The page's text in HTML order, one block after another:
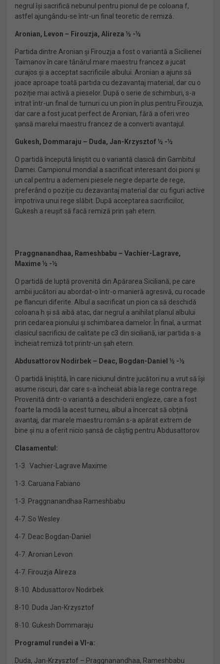
negrul își sacrifică nebunul pentru pionul de pe coloana f,
astfel ajungându-se într-un final teoretic de remiză.
Aronian, Levon – Firouzja, Alireza ½ -½
Partida dintre Aronian și Firouzja a fost o variantă a Sicilienei
Taimanov în care tânărul mare maestru francez a jucat
curajos și a acceptat sacrificiile albului. Aronian a ajuns să
joace aproape toată partida cu dezavantaj material, dar cu o
poziție mai activă a pieselor. După o serie de schimburi, s-a
intrat într-un final de turnuri cu un pion în plus pentru Firouzja,
dar care a fost jucat perfect de Aronian, fără a oferi vreo
șansă marelui maestru francez de a converti avantajul.
Gukesh, Dommaraju – Duda, Jan-Krzysztof ½ -½
O partidă începută liniștit cu o variantă clasică din Gambitul
Damei. Campionul mondial a sacrificat interesant doi pioni și
un cal pentru a ademeni piesele negre departe de rege,
preferând o poziție cu dezavantaj material dar cu figuri active
împotriva unui rege slăbit. După acceptarea sacrificiilor,
Gukesh a reușit să facă remiză prin șah etern.
Praggnanandhaa, Rameshbabu – Vachier-Lagrave,
Maxime ½ -½
O partidă de luptă provenită din Apărarea Siciliană, pe care
ambii jucători au abordat-o într-o manieră agresivă, cu rocade
pe flancuri diferite. Albul a sacrificat un pion ca să deschidă
coloana h și să aibă atac, dar negrul a anihilat planul albului
prin cedarea pionului și schimbarea damelor. În final, a urmat
clasicul sacrificiu de calitate pe c3 din siciliană, iar partida s-a
încheiat remiză tot printr-un șah etern.
Abdusattorov Nodirbek – Deac, Bogdan-Daniel ½ -½
O partidă liniștită, în care niciunul dintre jucători nu a vrut să își
asume riscuri, dar care s-a încheiat abia la rege contra rege.
Provenită dintr-o variantă a deschiderii engleze, care a fost
foarte la modă la acest turneu, albul a încercat să obțină
avantaj, dar marele maestru român s-a apărat extrem de
bine și nu a oferit nicio șansă de câștig pentru Abdusattorov.
Clasamentul:
1-3. Vachier-Lagrave Maxime
1-3. Caruana Fabiano
1-3. Praggnanandhaa Rameshbabu
4-7. So Wesley
4-7. Deac Bogdan-Daniel
4-7. Aronian Levon
4-7. Firouzja Alireza
8-10. Abdusattorov Nodirbek
8-10. Duda Jan-Krzysztof
8-10. Gukesh Dommaraju
Programul rundei a VI-a:
Duda, Jan-Krzysztof – Praggnanandhaa, Rameshbabu